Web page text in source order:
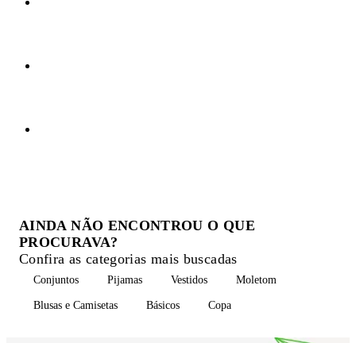
AINDA NÃO ENCONTROU O QUE
PROCURAVA?
Confira as categorias mais buscadas
Conjuntos Pijamas Vestidos Moletom
Blusas e Camisetas Básicos Copa